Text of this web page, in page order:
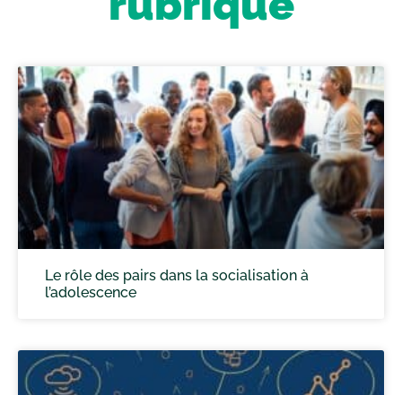
Le rôle des pairs dans la socialisation à
l’adolescence